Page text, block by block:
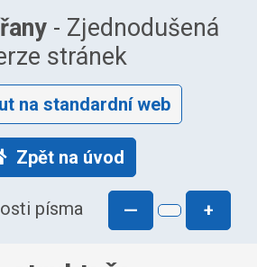
- Zjednodušená
stránek
na standardní web
Zpět na úvod
písma — +